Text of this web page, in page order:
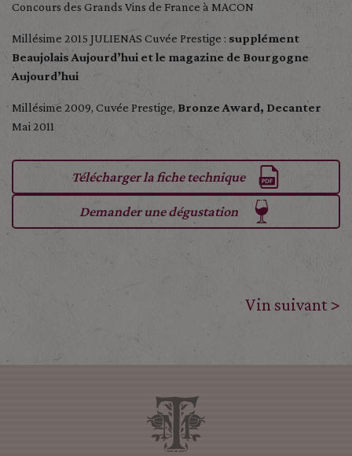
Concours des Grands Vins de France à MACON
Millésime 2015 JULIENAS Cuvée Prestige : supplément
Beaujolais Aujourd’hui et le magazine de Bourgogne
Aujourd’hui
Millésime 2009, Cuvée Prestige, Bronze Award, Decanter
Mai 2011
Télécharger la fiche technique
Demander une dégustation
Vin suivant >